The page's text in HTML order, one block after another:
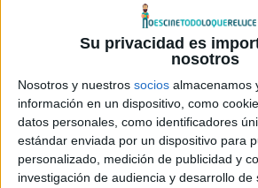
Su privacidad es
nosotros
Nosotros y nuestros socios almacenamos
información en un dispositivo, como
datos personales, como identificadores
estándar enviada por un dispositivo para
personalizado, medición de publicidad y
investigación de audiencia y desarrollo de
Ledicia Sola, Xabier Deive
estrena en España el 13 de
A Contracorriente Films.